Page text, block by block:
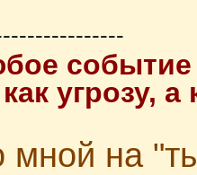
событие
угрозу,
мной на